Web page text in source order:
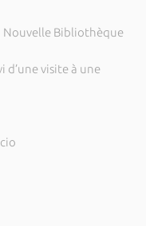
Bibliothèque
visite à une